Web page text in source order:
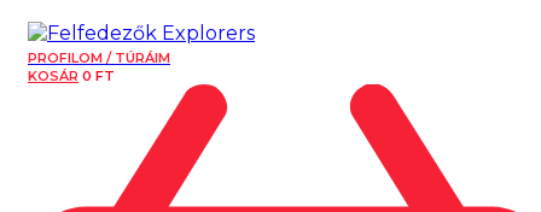
PROFILOM / TÚRÁIM
KOSÁR 0 FT